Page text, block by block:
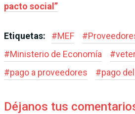
pacto social”
Etiquetas: #MEF #
#Ministerio de Economía #
#pago a proveedores #pago
Déjanos tus